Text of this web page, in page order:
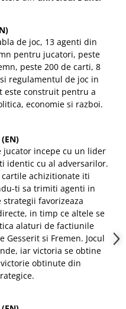
de joc, 13 agenti din
pentru jucatori, peste
peste 200 de carti, 8
regulamentul de joc in
este construit pentru a
economie si razboi.
jucator incepe cu un lider
identic cu al adversarilor.
cartile achizitionate iti
ti sa trimiti agenti in
favorizeaza
in timp ce altele se
alaturi de factiunile
Gesserit si Fremen. Jocul
iar victoria se obtine
obtinute din